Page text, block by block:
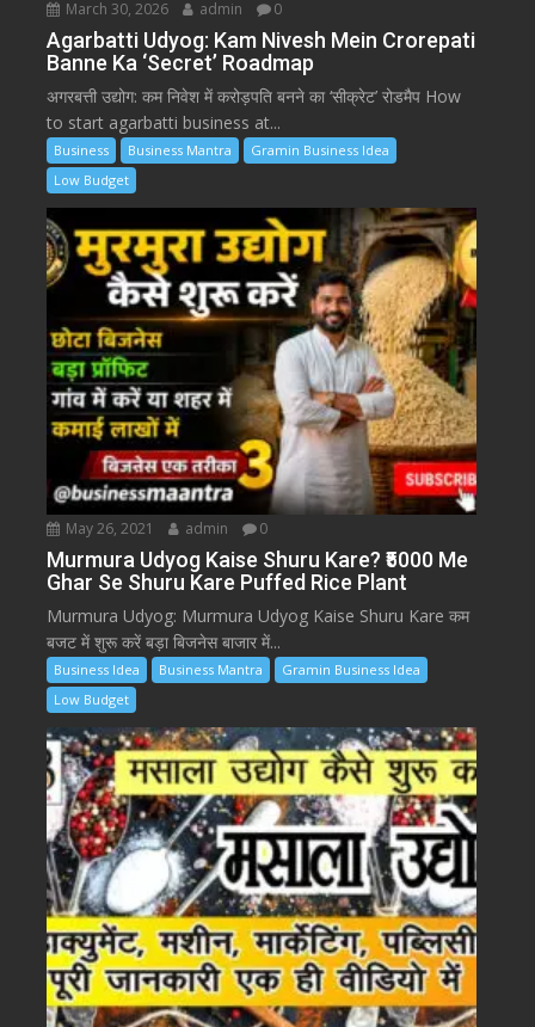
March 30, 2026 admin 0
Agarbatti Udyog: Kam Nivesh Mein Crorepati
Banne Ka ‘Secret’ Roadmap
अगरबत्ती उद्योग: कम निवेश में करोड़पति बनने का ‘सीक्रेट’ रोडमैप How
to start agarbatti business at...
Business Business Mantra
Gramin Business Idea
Low Budget
May 26, 2021 admin 0
Murmura Udyog Kaise Shuru Kare? ₹5000 Me
Ghar Se Shuru Kare Puffed Rice Plant
Murmura Udyog: Murmura Udyog Kaise Shuru Kare कम
बजट में शुरू करें बड़ा बिजनेस बाजार में...
Business Idea Business Mantra
Gramin Business Idea
Low Budget